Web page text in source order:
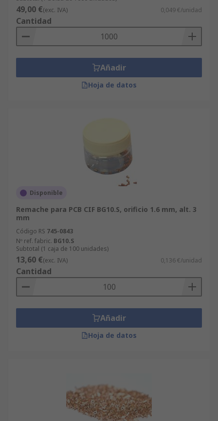
49,00 €(exc. IVA) 0,049 €/unidad
Cantidad
Añadir
Hoja de datos
Disponible
Remache para PCB CIF BG10.S, orificio 1.6 mm, alt. 3
mm
Código RS 745-0843
Nº ref. fabric. BG10.S
Subtotal (1 caja de 100 unidades)
13,60 €(exc. IVA) 0,136 €/unidad
Cantidad
Añadir
Hoja de datos